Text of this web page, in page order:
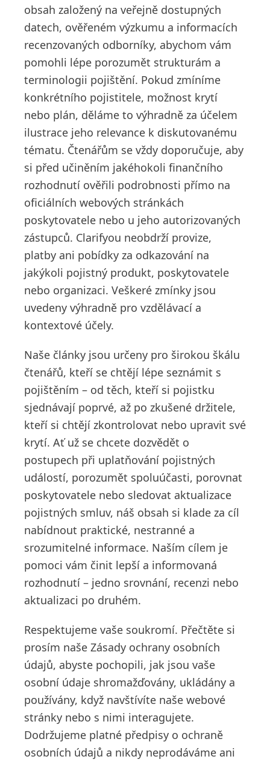
obsah založený na veřejně dostupných
datech, ověřeném výzkumu a informacích
recenzovaných odborníky, abychom vám
pomohli lépe porozumět strukturám a
terminologii pojištění. Pokud zmíníme
konkrétního pojistitele, možnost krytí
nebo plán, děláme to výhradně za účelem
ilustrace jeho relevance k diskutovanému
tématu. Čtenářům se vždy doporučuje, aby
si před učiněním jakéhokoli finančního
rozhodnutí ověřili podrobnosti přímo na
oficiálních webových stránkách
poskytovatele nebo u jeho autorizovaných
zástupců. Clarifyou neobdrží provize,
platby ani pobídky za odkazování na
jakýkoli pojistný produkt, poskytovatele
nebo organizaci. Veškeré zmínky jsou
uvedeny výhradně pro vzdělávací a
kontextové účely.
Naše články jsou určeny pro širokou škálu
čtenářů, kteří se chtějí lépe seznámit s
pojištěním – od těch, kteří si pojistku
sjednávají poprvé, až po zkušené držitele,
kteří si chtějí zkontrolovat nebo upravit své
krytí. Ať už se chcete dozvědět o
postupech při uplatňování pojistných
událostí, porozumět spoluúčasti, porovnat
poskytovatele nebo sledovat aktualizace
pojistných smluv, náš obsah si klade za cíl
nabídnout praktické, nestranné a
srozumitelné informace. Naším cílem je
pomoci vám činit lepší a informovaná
rozhodnutí – jedno srovnání, recenzi nebo
aktualizaci po druhém.
Respektujeme vaše soukromí. Přečtěte si
prosím naše Zásady ochrany osobních
údajů, abyste pochopili, jak jsou vaše
osobní údaje shromažďovány, ukládány a
používány, když navštívíte naše webové
stránky nebo s nimi interagujete.
Dodržujeme platné předpisy o ochraně
osobních údajů a nikdy neprodáváme ani